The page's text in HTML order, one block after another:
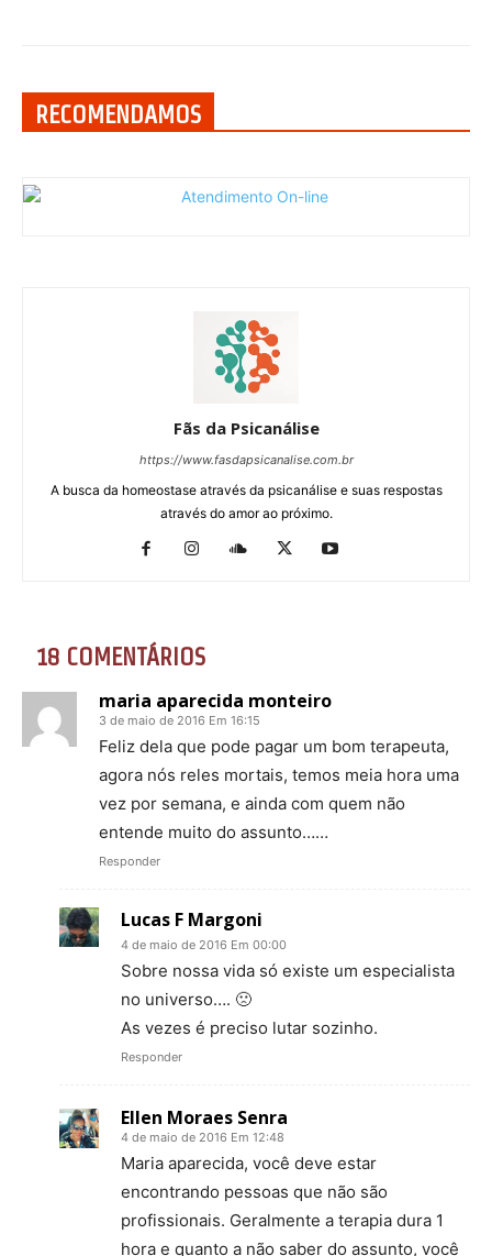
RECOMENDAMOS
Fãs da Psicanálise
https://www.fasdapsicanalise.com.br
A busca da homeostase através da psicanálise e suas respostas
através do amor ao próximo.
18 COMENTÁRIOS
maria aparecida monteiro
3 de maio de 2016 Em 16:15
Feliz dela que pode pagar um bom terapeuta,
agora nós reles mortais, temos meia hora uma
vez por semana, e ainda com quem não
entende muito do assunto……
Responder
Lucas F Margoni
4 de maio de 2016 Em 00:00
Sobre nossa vida só existe um especialista
no universo…. 🙁
As vezes é preciso lutar sozinho.
Responder
Ellen Moraes Senra
4 de maio de 2016 Em 12:48
Maria aparecida, você deve estar
encontrando pessoas que não são
profissionais. Geralmente a terapia dura 1
hora e quanto a não saber do assunto, você